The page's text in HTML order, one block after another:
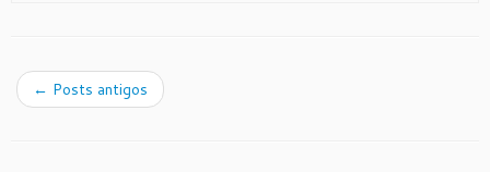
← Posts antigos